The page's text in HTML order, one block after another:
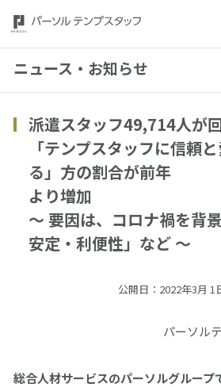
トップ
パーソルテンプスタッフについて
ニュース・お知らせ
ニュース・お知らせ
派遣スタッフ49,714人が
「テンプスタッフに信頼
る」方の割合が前年
より増加
～ 要因は、コロナ禍を背
安定・利便性」など ～
公開日：2022年3月 1
パーソル
総合人材サービスのパーソルグループ